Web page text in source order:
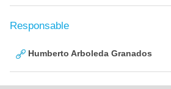
Responsable
Humberto Arboleda Granados